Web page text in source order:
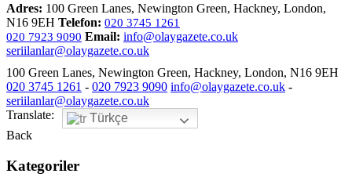
Adres: 100 Green Lanes, Newington Green, Hackney, London,
N16 9EH Telefon: 020 3745 1261
020 7923 9090 Email: info@olaygazete.co.uk
seriilanlar@olaygazete.co.uk
100 Green Lanes, Newington Green, Hackney, London, N16 9EH
020 3745 1261 - 020 7923 9090 info@olaygazete.co.uk -
seriilanlar@olaygazete.co.uk
Translate:
Türkçe
Back
Kategoriler